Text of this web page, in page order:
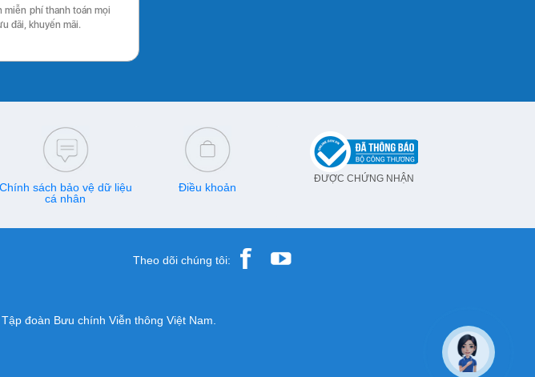
miễn phí thanh toán mọi
đãi, khuyến mãi.
Chính sách bảo vệ dữ liệu
cá nhân
Điều khoản
ĐƯỢC CHỨNG NHẬN
Theo dõi chúng tôi:
đoàn Bưu chính Viễn thông Việt Nam.